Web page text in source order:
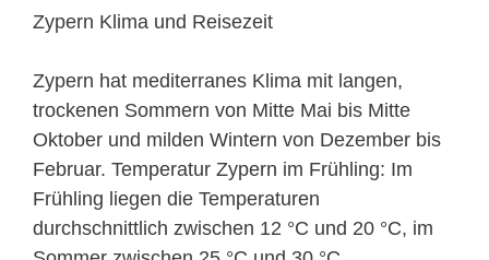
Zypern Klima und Reisezeit
Zypern hat mediterranes Klima mit langen,
trockenen Sommern von Mitte Mai bis Mitte
Oktober und milden Wintern von Dezember bis
Februar. Temperatur Zypern im Frühling: Im
Frühling liegen die Temperaturen
durchschnittlich zwischen 12 °C und 20 °C, im